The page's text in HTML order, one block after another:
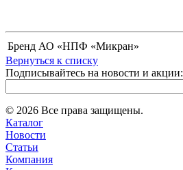
Бренд АО «НПФ «Микран»
Вернуться к списку
Подписывайтесь на новости и акции:
© 2026 Все права защищены.
Каталог
Новости
Статьи
Компания